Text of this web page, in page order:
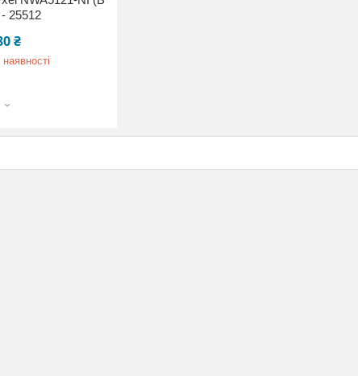
25512
₴